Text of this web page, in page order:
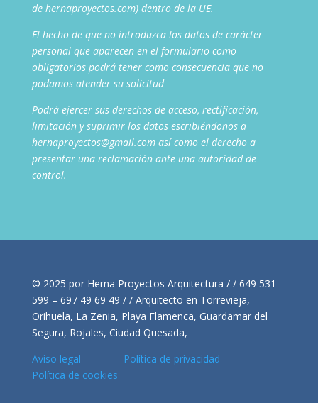
de hernaproyectos.com) dentro de la UE.
El hecho de que no introduzca los datos de carácter
personal que aparecen en el formulario como
obligatorios podrá tener como consecuencia que no
podamos atender su solicitud
Podrá ejercer sus derechos de acceso, rectificación,
limitación y suprimir los datos escribiéndonos a
hernaproyectos@gmail.com así como el derecho a
presentar una reclamación ante una autoridad de
control.
© 2025 por Herna Proyectos Arquitectura / / 649 531
599 – 697 49 69 49 / / Arquitecto en Torrevieja,
Orihuela, La Zenia, Playa Flamenca, Guardamar del
Segura, Rojales, Ciudad Quesada,
Aviso legal
Política de privacidad
Política de cookies